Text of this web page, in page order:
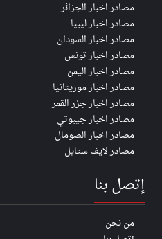
مصادر اخبار الجزائر
مصادر اخبار ليبيا
مصادر اخبار السودان
مصادر اخبار تونس
مصادر اخبار اليمن
مصادر اخبار موريتانيا
مصادر اخبار جزر القمر
مصادر اخبار جيبوتي
مصادر اخبار الصومال
مصادر لايف ستايل
إتصل بنا
من نحن